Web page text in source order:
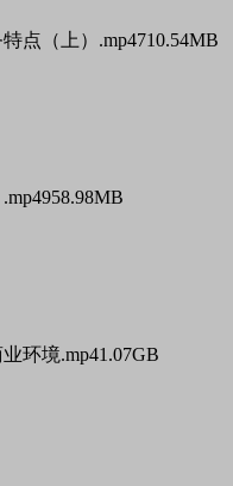
点（上）.mp4710.54MB
958.98MB
环境.mp41.07GB